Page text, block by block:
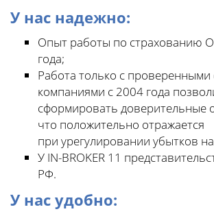
У нас надежно:
Опыт работы по страхованию
года;
Работа только с
компаниями с 2004 года
сформировать доверительные
что положительно отражается
при урегулировании убытков
У IN-BROKER 11
РФ.
У нас удобно: